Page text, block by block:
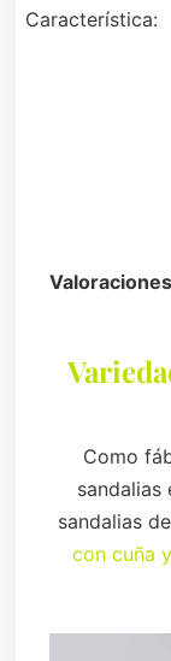
Característica:
Como
sandalias
sandalias
con cuña